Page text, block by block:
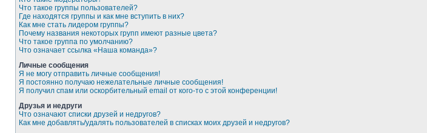
Что такое группы пользователей?
Где находятся группы и как мне вступить в них?
Как мне стать лидером группы?
Почему названия некоторых групп имеют разные цвета?
Что такое группа по умолчанию?
Что означает ссылка «Наша команда»?
Личные сообщения
Я не могу отправить личные сообщения!
Я постоянно получаю нежелательные личные сообщения!
Я получил спам или оскорбительный email от кого-то с этой конференции!
Друзья и недруги
Что означают списки друзей и недругов?
Как мне добавлять/удалять пользователей в списках моих друзей и недругов?